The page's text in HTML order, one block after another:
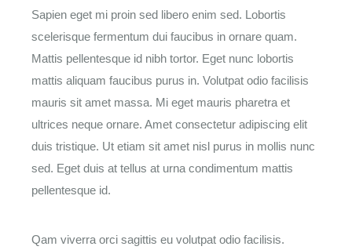
Sapien eget mi proin sed libero enim sed. Lobortis
scelerisque fermentum dui faucibus in ornare quam.
Mattis pellentesque id nibh tortor. Eget nunc lobortis
mattis aliquam faucibus purus in. Volutpat odio facilisis
mauris sit amet massa. Mi eget mauris pharetra et
ultrices neque ornare. Amet consectetur adipiscing elit
duis tristique. Ut etiam sit amet nisl purus in mollis nunc
sed. Eget duis at tellus at urna condimentum mattis
pellentesque id.
Qam viverra orci sagittis eu volutpat odio facilisis.